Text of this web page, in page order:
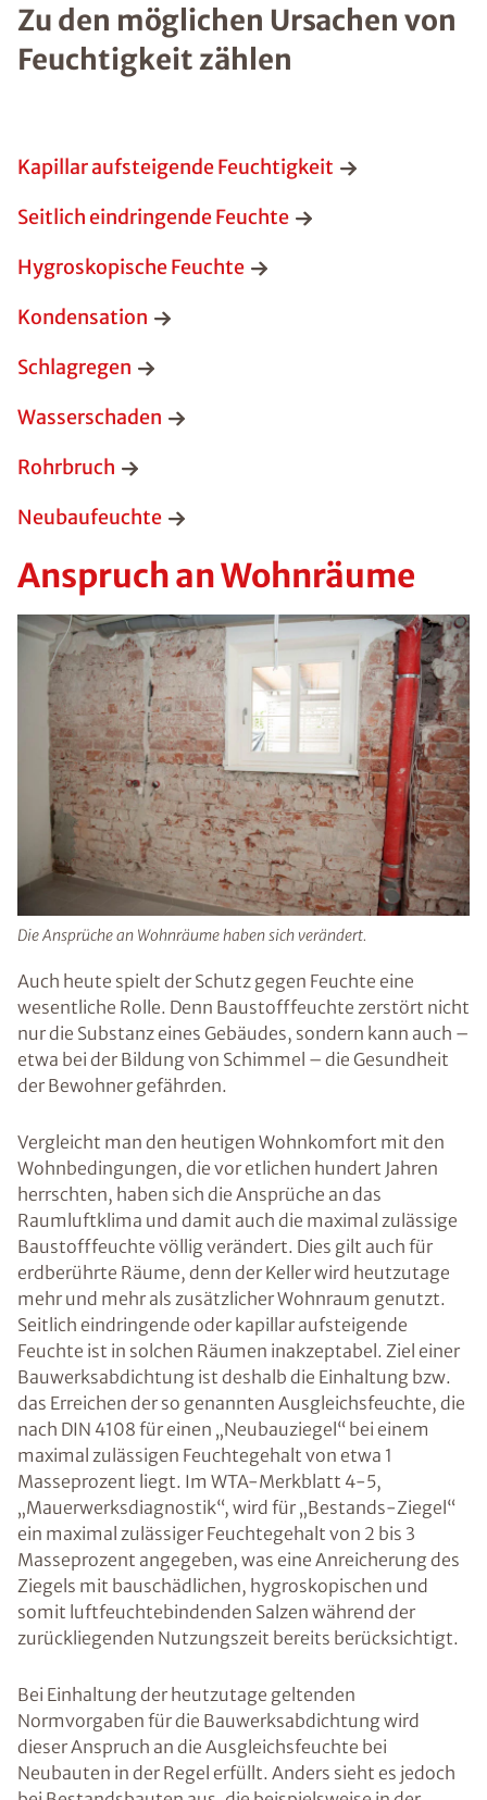
Zu den möglichen Ursachen von
Feuchtigkeit zählen
Kapillar aufsteigende Feuchtigkeit
Seitlich eindringende Feuchte
Hygroskopische Feuchte
Kondensation
Schlagregen
Wasserschaden
Rohrbruch
Neubaufeuchte
Anspruch an Wohnräume
Die Ansprüche an Wohnräume haben sich verändert.
Auch heute spielt der Schutz gegen Feuchte eine
wesentliche Rolle. Denn Baustofffeuchte zerstört nicht
nur die Substanz eines Gebäudes, sondern kann auch –
etwa bei der Bildung von Schimmel – die Gesundheit
der Bewohner gefährden.
Vergleicht man den heutigen Wohnkomfort mit den
Wohnbedingungen, die vor etlichen hundert Jahren
herrschten, haben sich die Ansprüche an das
Raumluftklima und damit auch die maximal zulässige
Baustofffeuchte völlig verändert. Dies gilt auch für
erdberührte Räume, denn der Keller wird heutzutage
mehr und mehr als zusätzlicher Wohnraum genutzt.
Seitlich eindringende oder kapillar aufsteigende
Feuchte ist in solchen Räumen inakzeptabel. Ziel einer
Bauwerksabdichtung ist deshalb die Einhaltung bzw.
das Erreichen der so genannten Ausgleichsfeuchte, die
nach DIN 4108 für einen „Neubauziegel“ bei einem
maximal zulässigen Feuchtegehalt von etwa 1
Masseprozent liegt. Im WTA-Merkblatt 4-5,
„Mauerwerksdiagnostik“, wird für „Bestands-Ziegel“
ein maximal zulässiger Feuchtegehalt von 2 bis 3
Masseprozent angegeben, was eine Anreicherung des
Ziegels mit bauschädlichen, hygroskopischen und
somit luftfeuchtebindenden Salzen während der
zurückliegenden Nutzungszeit bereits berücksichtigt.
Bei Einhaltung der heutzutage geltenden
Normvorgaben für die Bauwerksabdichtung wird
dieser Anspruch an die Ausgleichsfeuchte bei
Neubauten in der Regel erfüllt. Anders sieht es jedoch